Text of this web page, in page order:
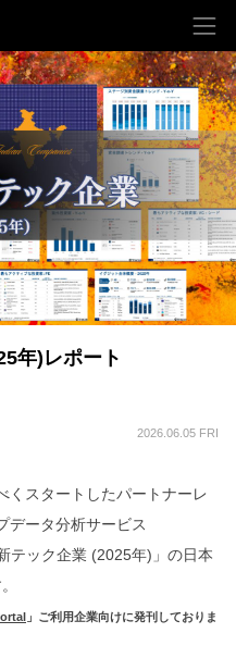
年)レポート
2026.06.05 FRI
くスタートしたパートナーレ
データ分析サービス
テック企業 (2025年)」の日本
」ご利用企業向けに発刊しておりま